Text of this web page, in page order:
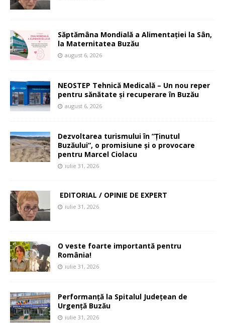
Săptămâna Mondială a Alimentației la Sân,
la Maternitatea Buzău
august 6, 2026
NEOSTEP Tehnică Medicală – Un nou reper
pentru sănătate și recuperare în Buzău
august 6, 2026
Dezvoltarea turismului în ”Ținutul
Buzăului”, o promisiune și o provocare
pentru Marcel Ciolacu
iulie 31, 2026
EDITORIAL / OPINIE DE EXPERT
iulie 31, 2026
O veste foarte importantă pentru
România!
iulie 31, 2026
Performanță la Spitalul Județean de
Urgență Buzău
iulie 31, 2026